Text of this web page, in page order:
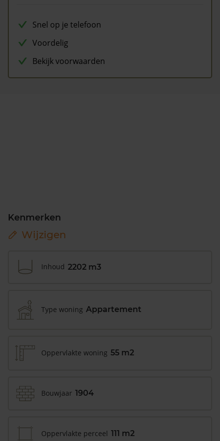
Snel op je telefoon
Voordelig
Bekijk voorwaarden
Kenmerken
Wijzigen
Inhoud 2202 m3
Type woning Appartement
Oppervlakte woning 55 m2
Bouwjaar 1904
Oppervlakte perceel 111 m2